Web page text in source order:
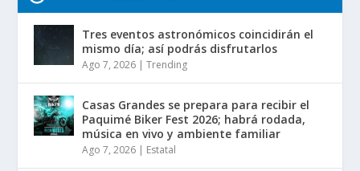
Tres eventos astronómicos coincidirán el
mismo día; así podrás disfrutarlos
Ago 7, 2026 |Trending
Casas Grandes se prepara para recibir el
Paquimé Biker Fest 2026; habrá rodada,
música en vivo y ambiente familiar
Ago 7, 2026 | Estatal